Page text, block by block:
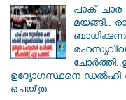
പാക് ചാര
മയങ്ങി..
ഉദ്യോഗസ്ഥനെ ഡൽഹി
ചെയ്‌തു..